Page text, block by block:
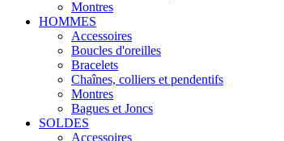
Montres
HOMMES
Accessoires
Boucles d'oreilles
Bracelets
Chaînes, colliers et pendentifs
Montres
Bagues et Joncs
SOLDES
Accessoires